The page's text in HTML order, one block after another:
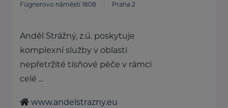
Fügnerovo náměstí 1808 Praha 2
Anděl Strážný, z.ú. poskytuje
komplexní služby v oblasti
nepřetržité tísňové péče v rámci
celé ...
www.andelstrazny.eu